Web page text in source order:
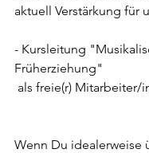
aktuell Verstärkung für
- Kursleitung
Früherziehung"
als freie(r) Mitarbeiter/
Wenn Du idealerweise